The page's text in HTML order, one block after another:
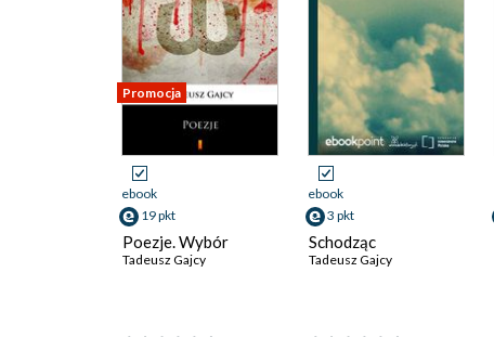
Promocja
ebook
19 pkt
Poezje. Wybór
Tadeusz Gajcy
ebook
3 pkt
Schodząc
Tadeusz Gajcy